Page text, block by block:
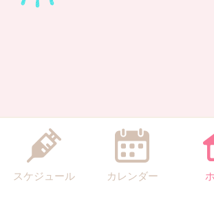
スケジュール カレンダー